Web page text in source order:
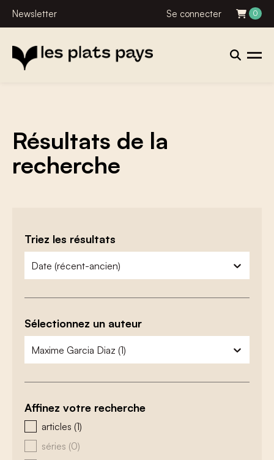
Newsletter Se connecter 0
Résultats de la
recherche
Triez les résultats
zoeken - sorteer
trier le contenu
Sélectionnez un auteur
zoeken - auteurs
sélectionnez le contenu
Affinez votre recherche
zoeken - type
articles (1)
séries (0)